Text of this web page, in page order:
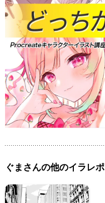
ぐまさんの他のイラレポ